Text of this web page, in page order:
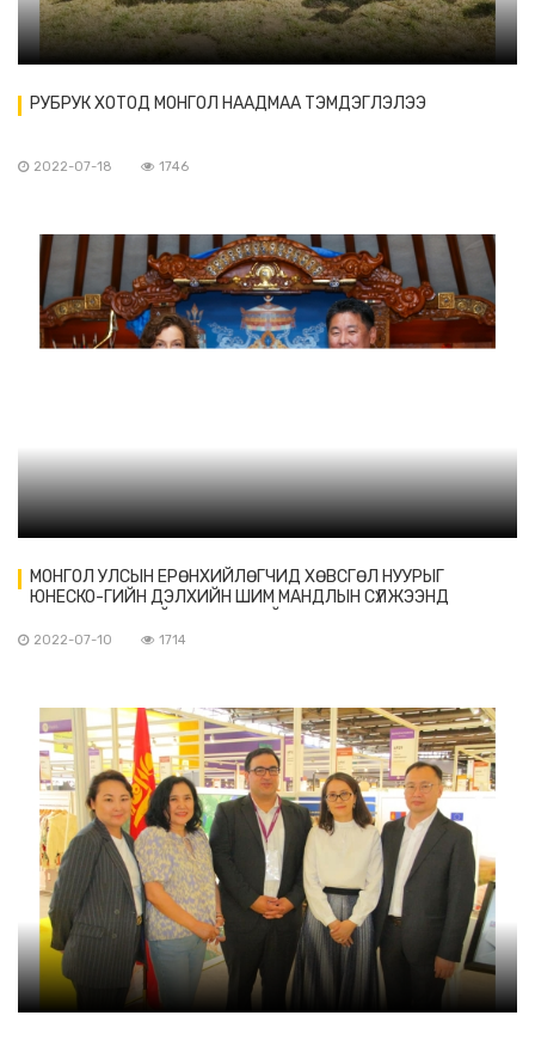
РУБРУК ХОТОД МОНГОЛ НААДМАА ТЭМДЭГЛЭЛЭЭ
2022-07-18 1746
МОНГОЛ УЛСЫН ЕРӨНХИЙЛӨГЧИД ХӨВСГӨЛ НУУРЫГ
ЮНЕСКО-ГИЙН ДЭЛХИЙН ШИМ МАНДЛЫН СҮЛЖЭЭНД
2022-07-10 1714